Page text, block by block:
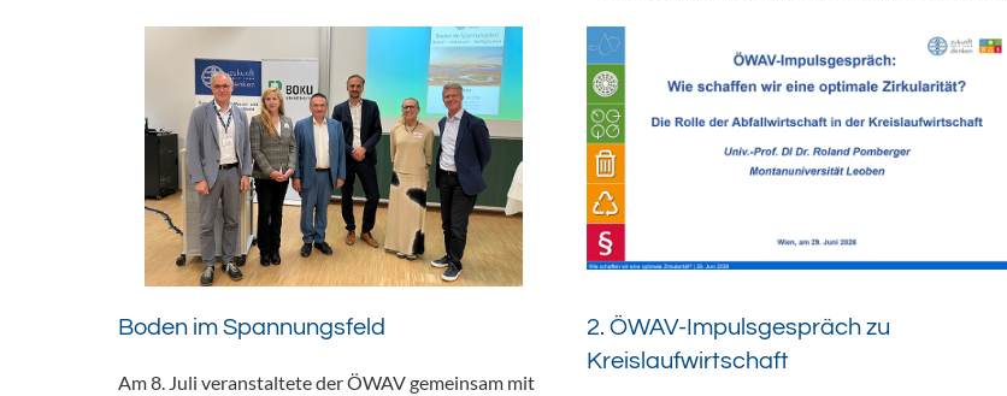
Boden im Spannungsfeld
Am 8. Juli veranstaltete der ÖWAV gemeinsam mit
2. ÖWAV-Impulsgespräch zu
Kreislaufwirtschaft